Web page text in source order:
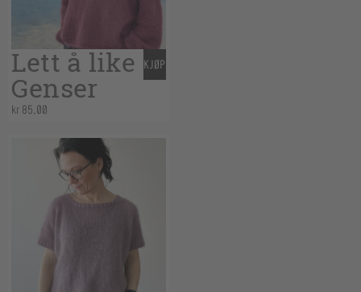
Lett å like
Genser
kr85,00
KJØP